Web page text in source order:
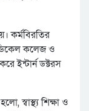
কর্মবিরতির
কলেজ ও
ইন্টার্ন ডক্টরস
স্বাস্থ্য শিক্ষা ও